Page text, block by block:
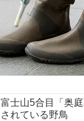
富士山5合目「奥
されている野鳥